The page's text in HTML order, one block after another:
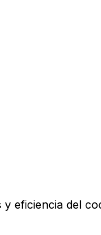
eficiencia del